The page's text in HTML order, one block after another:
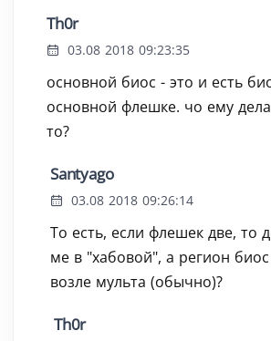
Th0r
03.08 2018 09:23:35
основной биос - это и есть
основной флешке. чо ему
то?
Santyago
03.08 2018 09:26:14
То есть, если флешек две, то
ме в "хабовой", а регион
возле мульта (обычно)?
Th0r